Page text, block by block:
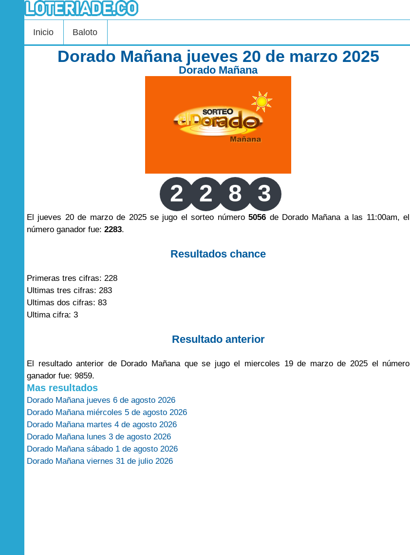
Inicio Baloto
Dorado Mañana jueves 20 de marzo 2025
Dorado Mañana
2 2 8 3
El jueves 20 de marzo de 2025 se jugo el sorteo número5056 de Dorado Mañana a las 11:00am, el
número ganador fue: 2283.
Resultados chance
Primeras tres cifras: 228
Ultimas tres cifras: 283
Ultimas dos cifras: 83
Ultima cifra: 3
Resultado anterior
El resultado anterior de Dorado Mañana que se jugo el miercoles 19 de marzo de 2025 el número
ganador fue: 9859.
Mas resultados
Dorado Mañana jueves 6 de agosto 2026
Dorado Mañana miércoles 5 de agosto 2026
Dorado Mañana martes 4 de agosto 2026
Dorado Mañana lunes 3 de agosto 2026
Dorado Mañana sábado 1 de agosto 2026
Dorado Mañana viernes 31 de julio 2026